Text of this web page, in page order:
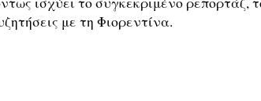
με τη Φιορεντίνα.